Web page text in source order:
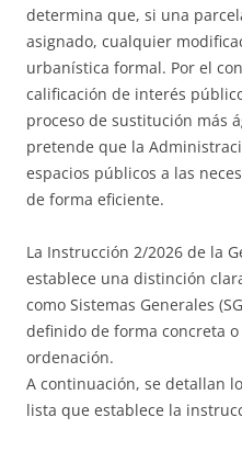
determina que, si una
asignado, cualquier
urbanística formal. Por el
calificación de interés
proceso de sustitución más
pretende que la
espacios públicos a las
de forma eficiente.
La Instrucción 2/2026 de la
establece una distinción
como Sistemas Generales
definido de forma concreta
ordenación.
A continuación, se detallan
lista que establece la